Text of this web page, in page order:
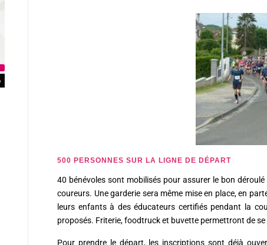
500 PERSONNES SUR LA LIGNE DE DÉPART
40 bénévoles sont mobilisés pour assurer le bon
coureurs. Une garderie sera même mise en place, en
leurs enfants à des éducateurs certifiés pendant la
proposés. Friterie, foodtruck et buvette permettront de
Pour prendre le départ, les inscriptions sont déjà